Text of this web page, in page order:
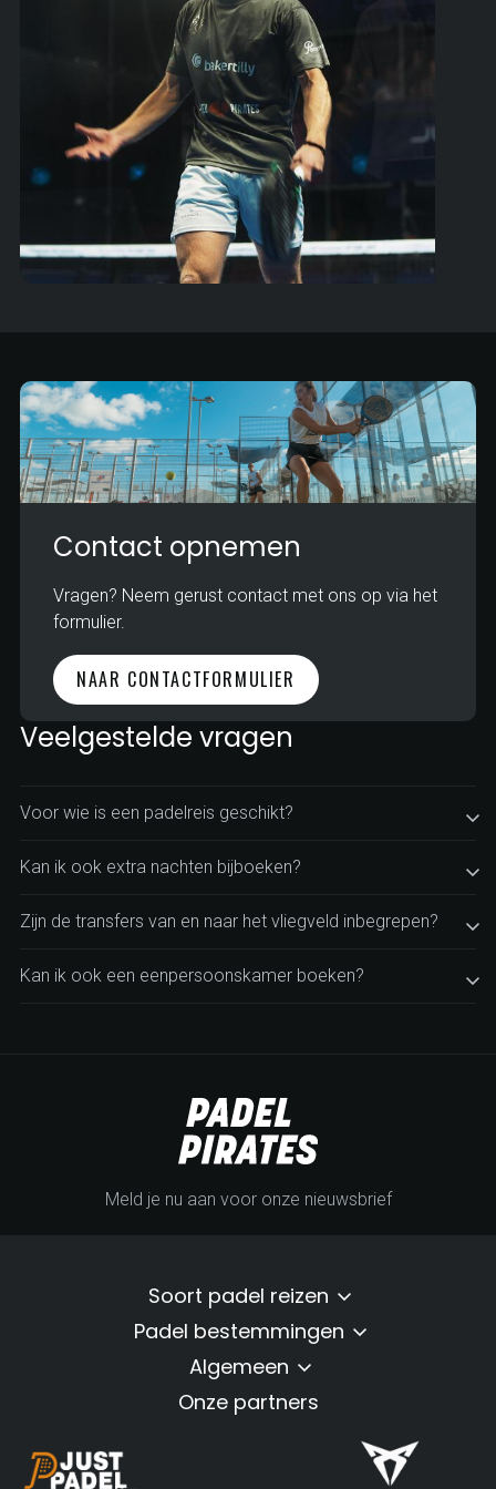
Contact opnemen
Vragen? Neem gerust contact met ons op via het
formulier.
NAAR CONTACTFORMULIER
Veelgestelde vragen
Voor wie is een padelreis geschikt?
Kan ik ook extra nachten bijboeken?
Zijn de transfers van en naar het vliegveld inbegrepen?
Kan ik ook een eenpersoonskamer boeken?
Meld je nu aan voor onze nieuwsbrief
Soort padel reizen
Padel bestemmingen
Algemeen
Onze partners